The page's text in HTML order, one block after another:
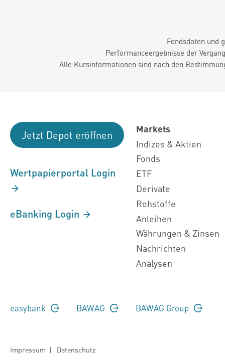
Fondsdaten und
Performanceergebnisse der
Alle Kursinformationen sind nach den
Jetzt Depot eröffnen
Wertpapierportal Login
eBanking Login
Markets
Indizes & Aktien
Fonds
ETF
Derivate
Rohstoffe
Anleihen
Währungen & Zinsen
Nachrichten
Analysen
easybank BAWAG BAWAG Group
Impressum | Datenschutz